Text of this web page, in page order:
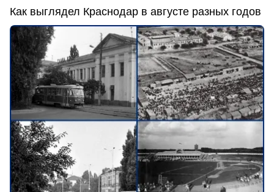
Как выглядел Краснодар в августе разных годов